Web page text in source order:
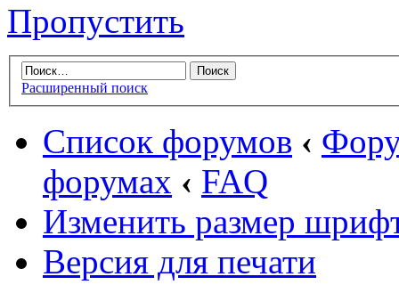
Пропустить
Расширенный поиск
Список форумов ‹
форумах ‹ FAQ
Изменить размер
Версия для печати